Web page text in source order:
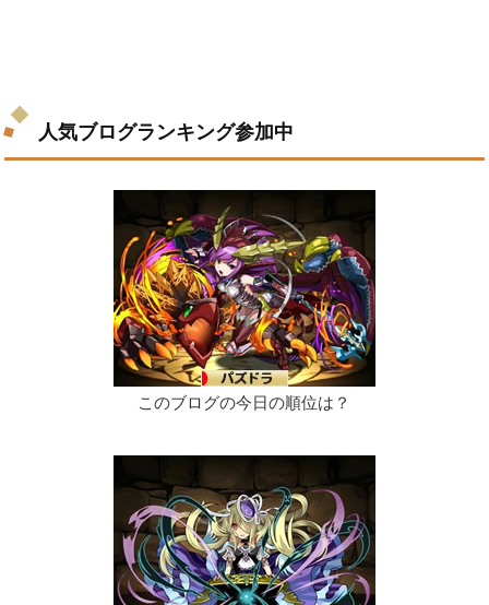
人気ブログランキング参加中
このブログの今日の順位は？